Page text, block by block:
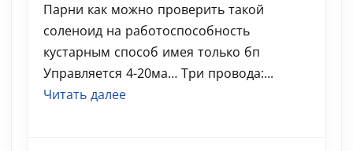
Парни как можно проверить такой
соленоид на работоспособность
кустарным способ имея только бп
Управляется 4-20ма… Три провода:...
Читать далее